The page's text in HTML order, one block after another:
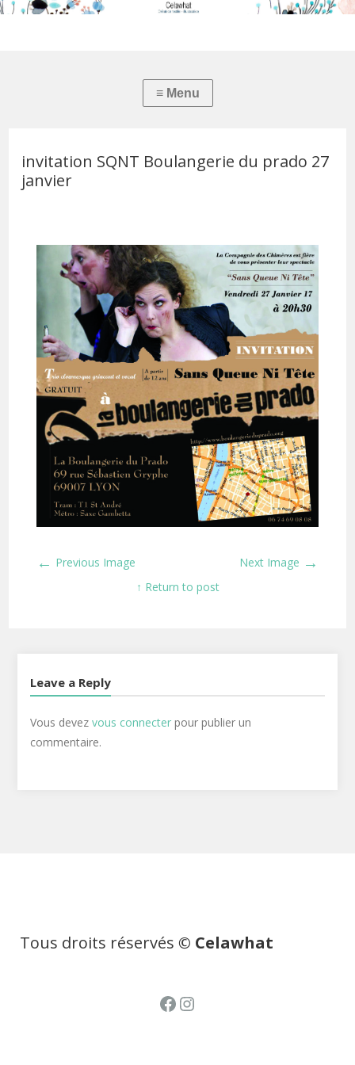
invitation SQNT Boulangerie du prado 27
janvier
← Previous Image Next Image →
↑ Return to post
Leave a Reply
Vous devez vous connecterpour publier un
commentaire.
Tous droits réservés © Celawhat
Facebook
Instagram